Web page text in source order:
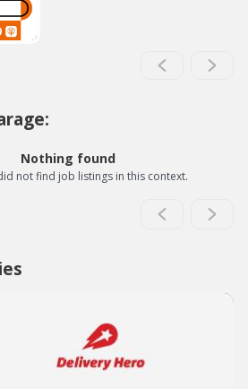
Nothing found
not find job listings in this context.